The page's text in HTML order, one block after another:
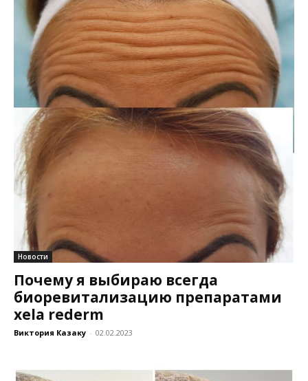
Новости
Почему я выбираю всегда
биоревитализацию препаратами
xela rederm
Виктория Казаку - 02.02.2023